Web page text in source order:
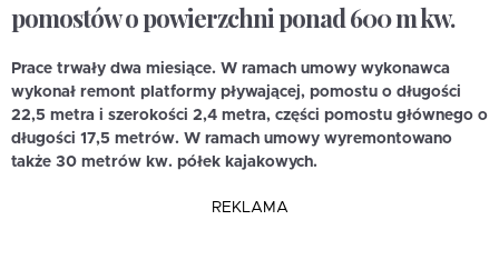
pomostów o powierzchni ponad 600 m kw.
Prace trwały dwa miesiące. W ramach umowy wykonawca
wykonał remont platformy pływającej, pomostu o długości
22,5 metra i szerokości 2,4 metra, części pomostu głównego o
długości 17,5 metrów. W ramach umowy wyremontowano
także 30 metrów kw. półek kajakowych.
REKLAMA